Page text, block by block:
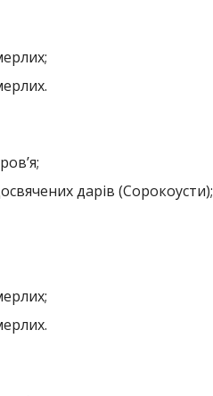
дарів (Сорокоусти);